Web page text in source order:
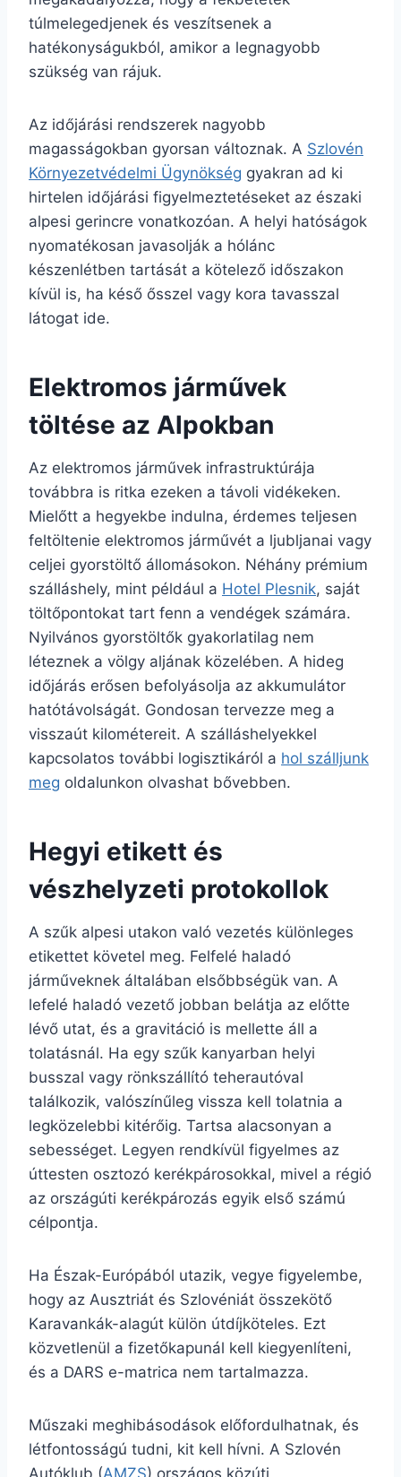
túlmelegedjenek és veszítsenek a
hatékonyságukból, amikor a legnagyobb
szükség van rájuk.
Az időjárási rendszerek nagyobb
magasságokban gyorsan változnak. A Szlovén
Környezetvédelmi Ügynökség gyakran ad ki
hirtelen időjárási figyelmeztetéseket az északi
alpesi gerincre vonatkozóan. A helyi hatóságok
nyomatékosan javasolják a hólánc
készenlétben tartását a kötelező időszakon
kívül is, ha késő ősszel vagy kora tavasszal
látogat ide.
Elektromos járművek
töltése az Alpokban
Az elektromos járművek infrastruktúrája
továbbra is ritka ezeken a távoli vidékeken.
Mielőtt a hegyekbe indulna, érdemes teljesen
feltöltenie elektromos járművét a ljubljanai vagy
celjei gyorstöltő állomásokon. Néhány prémium
szálláshely, mint például a Hotel Plesnik, saját
töltőpontokat tart fenn a vendégek számára.
Nyilvános gyorstöltők gyakorlatilag nem
léteznek a völgy aljának közelében. A hideg
időjárás erősen befolyásolja az akkumulátor
hatótávolságát. Gondosan tervezze meg a
visszaút kilométereit. A szálláshelyekkel
kapcsolatos további logisztikáról a hol szálljunk
meg oldalunkon olvashat bővebben.
Hegyi etikett és
vészhelyzeti protokollok
A szűk alpesi utakon való vezetés különleges
etikettet követel meg. Felfelé haladó
járműveknek általában elsőbbségük van. A
lefelé haladó vezető jobban belátja az előtte
lévő utat, és a gravitáció is mellette áll a
tolatásnál. Ha egy szűk kanyarban helyi
busszal vagy rönkszállító teherautóval
találkozik, valószínűleg vissza kell tolatnia a
legközelebbi kitérőig. Tartsa alacsonyan a
sebességet. Legyen rendkívül figyelmes az
úttesten osztozó kerékpárosokkal, mivel a régió
az országúti kerékpározás egyik első számú
célpontja.
Ha Észak-Európából utazik, vegye figyelembe,
hogy az Ausztriát és Szlovéniát összekötő
Karavankák-alagút külön útdíjköteles. Ezt
közvetlenül a fizetőkapunál kell kiegyenlíteni,
és a DARS e-matrica nem tartalmazza.
Műszaki meghibásodások előfordulhatnak, és
létfontosságú tudni, kit kell hívni. A Szlovén
Autóklub (AMZS) országos közúti